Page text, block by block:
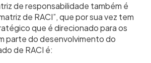
de responsabilidade também é
de RACI”, que por sua vez tem
que é direcionado para os
parte do desenvolvimento do
de RACI é: